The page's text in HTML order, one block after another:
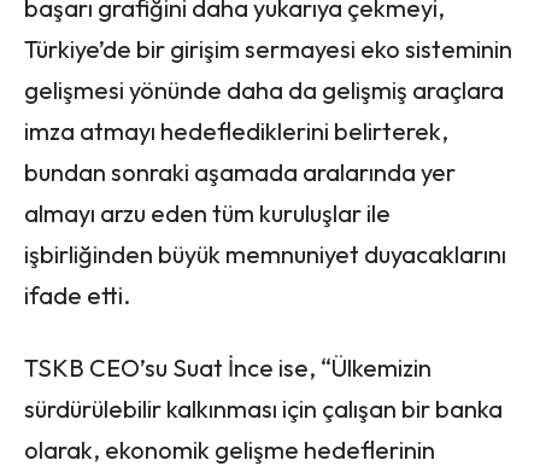
başarı grafiğini daha yukarıya çekmeyi,
Türkiye’de bir girişim sermayesi eko sisteminin
gelişmesi yönünde daha da gelişmiş araçlara
imza atmayı hedeflediklerini belirterek,
bundan sonraki aşamada aralarında yer
almayı arzu eden tüm kuruluşlar ile
işbirliğinden büyük memnuniyet duyacaklarını
ifade etti.
TSKB CEO’su Suat İnce ise, “Ülkemizin
sürdürülebilir kalkınması için çalışan bir banka
olarak, ekonomik gelişme hedeflerinin